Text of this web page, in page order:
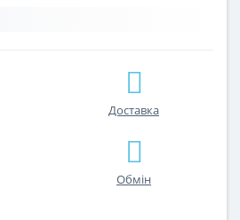
Доставка
Обмін